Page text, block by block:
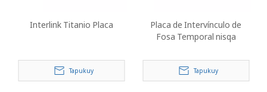
Interlink Titanio Placa
Tapukuy
Placa de Intervínculo de
Fosa Temporal nisqa
Tapukuy